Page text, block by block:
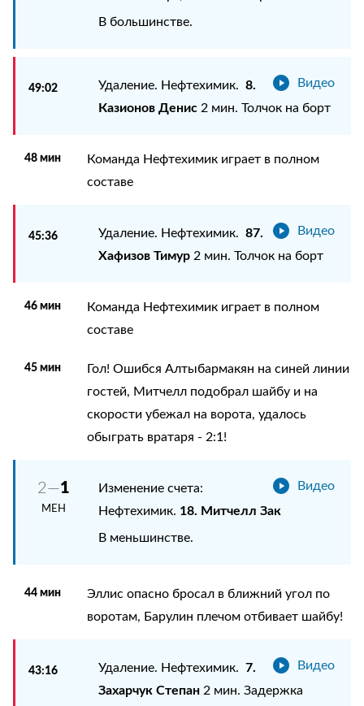
В большинстве.
49:02 Видео
Удаление. Нефтехимик. 8.
Казионов Денис2 мин. Толчок на борт
48 мин
Команда Нефтехимик играет в полном
составе
45:36 Видео
Удаление. Нефтехимик. 87.
Хафизов Тимур2 мин. Толчок на борт
46 мин
Команда Нефтехимик играет в полном
составе
45 мин
Гол! Ошибся Алтыбармакян на синей линии
гостей, Митчелл подобрал шайбу и на
скорости убежал на ворота, удалось
обыграть вратаря - 2:1!
2—1
МЕН
Видео
Изменение счета:
Нефтехимик. 18. Митчелл Зак
В меньшинстве.
44 мин
Эллис опасно бросал в ближний угол по
воротам, Барулин плечом отбивает шайбу!
43:16 Видео
Удаление. Нефтехимик. 7.
Захарчук Степан2 мин. Задержка